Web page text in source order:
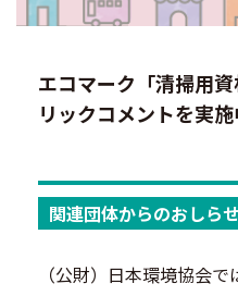
エコマーク「清掃用
リックコメントを実施
関連団体からのおしらせ
（公財）日本環境協会